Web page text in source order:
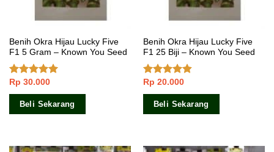
Benih Okra Hijau Lucky Five
F1 5 Gram – Known You Seed
Dinilai5.00
dari 5
Rp 30.000
Beli Sekarang
Benih Okra Hijau Lucky Five
F1 25 Biji – Known You Seed
Dinilai
4.50dari 5
Rp 20.000
Beli Sekarang